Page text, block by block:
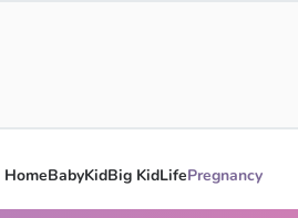
HomeBabyKidBig KidLifePregnancy